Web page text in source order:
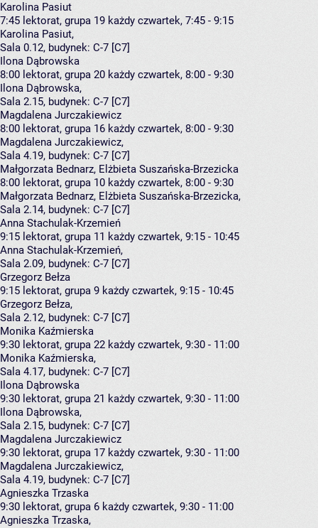
Karolina Pasiut
7:45 lektorat, grupa 19 każdy czwartek, 7:45 - 9:15
Karolina Pasiut,
Sala 0.12, budynek: C-7 [C7]
Ilona Dąbrowska
8:00 lektorat, grupa 20 każdy czwartek, 8:00 - 9:30
Ilona Dąbrowska,
Sala 2.15, budynek: C-7 [C7]
Magdalena Jurczakiewicz
8:00 lektorat, grupa 16 każdy czwartek, 8:00 - 9:30
Magdalena Jurczakiewicz,
Sala 4.19, budynek: C-7 [C7]
Małgorzata Bednarz, Elżbieta Suszańska-Brzezicka
8:00 lektorat, grupa 10 każdy czwartek, 8:00 - 9:30
Małgorzata Bednarz, Elżbieta Suszańska-Brzezicka,
Sala 2.14, budynek: C-7 [C7]
Anna Stachulak-Krzemień
9:15 lektorat, grupa 11 każdy czwartek, 9:15 - 10:45
Anna Stachulak-Krzemień,
Sala 2.09, budynek: C-7 [C7]
Grzegorz Bełza
9:15 lektorat, grupa 9 każdy czwartek, 9:15 - 10:45
Grzegorz Bełza,
Sala 2.12, budynek: C-7 [C7]
Monika Kaźmierska
9:30 lektorat, grupa 22 każdy czwartek, 9:30 - 11:00
Monika Kaźmierska,
Sala 4.17, budynek: C-7 [C7]
Ilona Dąbrowska
9:30 lektorat, grupa 21 każdy czwartek, 9:30 - 11:00
Ilona Dąbrowska,
Sala 2.15, budynek: C-7 [C7]
Magdalena Jurczakiewicz
9:30 lektorat, grupa 17 każdy czwartek, 9:30 - 11:00
Magdalena Jurczakiewicz,
Sala 4.19, budynek: C-7 [C7]
Agnieszka Trzaska
9:30 lektorat, grupa 6 każdy czwartek, 9:30 - 11:00
Agnieszka Trzaska,